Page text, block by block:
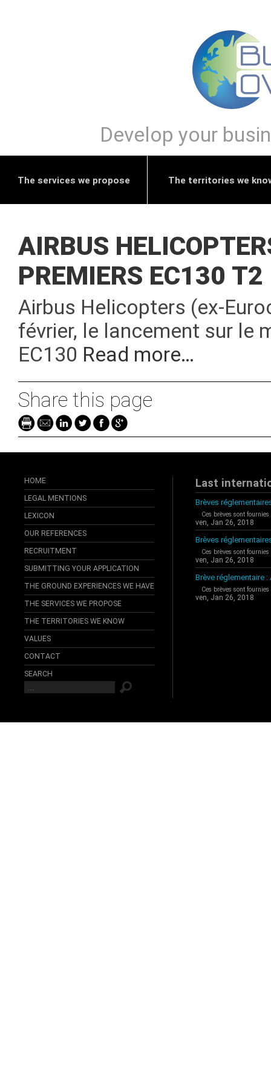
Develop your
The services we propose The territories we
AIRBUS
PREMIERS EC130 T2
Airbus Helicopters (ex-
février, le lancement sur le
EC130 Read more…
Share this page
HOME
LEGAL MENTIONS
LEXICON
OUR REFERENCES
RECRUITMENT
SUBMITTING YOUR APPLICATION
THE GROUND EXPERIENCES WE HAVE
THE SERVICES WE PROPOSE
THE TERRITORIES WE KNOW
VALUES
CONTACT
SEARCH
Last
Brèves
Ces brèves sont
ven, Jan 26, 2018
Brèves
Ces brèves sont
ven, Jan 26, 2018
Brève réglementaire :
Ces brèves sont
ven, Jan 26, 2018